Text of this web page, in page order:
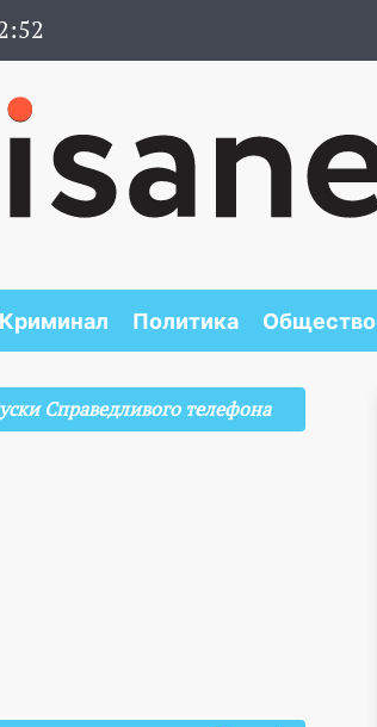
Криминал Политика Общество
Справедливого телефона